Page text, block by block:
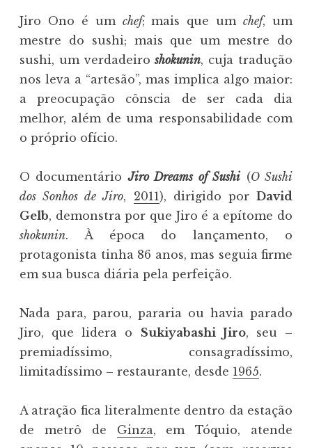
Jiro Ono é um chef; mais que umchef, um
mestre do sushi; mais que um mestre do
sushi, um verdadeiroshokunin, cuja tradução
nos leva a “artesão”, mas implica algo maior:
a preocupação cônscia de ser cada dia
melhor, além de uma responsabilidade com
o próprio ofício.
O documentárioJiro Dreams of Sushi (O Sushi
dos Sonhos de Jiro, 2011), dirigido porDavid
Gelb, demonstra por que Jiro é a epítome do
shokunin. À época do lançamento, o
protagonista tinha 86 anos, mas seguia firme
em sua busca diária pela perfeição.
Nada para, parou, pararia ou havia parado
Jiro, que lidera o Sukiyabashi Jiro, seu –
premiadíssimo, consagradíssimo,
limitadíssimo – restaurante, desde 1965.
A atração fica literalmente dentro da estação
de metrô de Ginza, em Tóquio, atende